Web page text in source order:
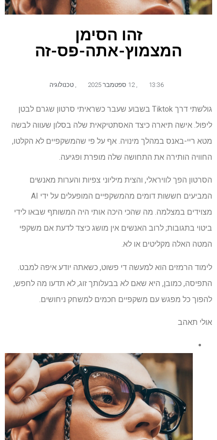
זהו הסימן
המצמוץ-אתה-פס-זה
13:36 טכנולוגיה
גולשתי דרך Tiktok בשבוע שעבר כשראיתי סרטון שגרם לבטן
ליפול. אישה תיארה כיצד האסתטיקאית שלה בסלון שעווה לבשה
מטא ריי-באנס במהלך מינויה. אף על פי שהמשקפיים לא הקלטו,
החוויה הותירה את התחושה שלה מופרת ופגיעה.
הסרטון הפך לוויראלי, והצית מיליוני צפיות והערות מאנשים
המביעים חששות דומים מהמשקפיים המופעלים על ידי AI
מצוידים במצלמה. מה שהכי היכה אותי היה המשותף שבאו לידי
ביטוי בתגובות; לרוב האנשים אין מושג כיצד לדעת אם משקפי
המטה האלה מקליטים או לא.
לימוד הרמזים הוא למעשה די פשוט, כשאתה יודע איפה למבט.
התפיסה, כמובן, היא שאם לא בבעלותך זוג, לא תדעו מה לחפש,
להפוך כל מפגש עם משקפיים חכמים למשחק ניחושים.
אולי תאהב